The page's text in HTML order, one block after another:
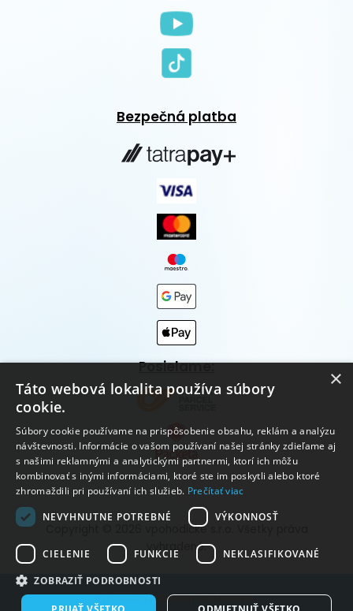
Bezpečná platba
Posielame:
Copyright © 2026 vpohodičke s.r.o. Všetky práva
vyhradené.
Vytvorené systémom ClickEshop.sk
×
Táto webová lokalita používa súbory
cookie.
Súbory cookie používame na prispôsobenie obsahu, reklám a analýzu
návštevnosti. Informácie o vašom používaní našej stránky zdieľame aj
s našimi reklamnými a analytickými partnermi, ktorí ich môžu
kombinovať s inými informáciami, ktoré ste im poskytli alebo ktoré
zhromaždili pri používaní ich služieb. Prečítať viac
NEVYHNUTNE POTREBNÉ
VÝKONNOSŤ
CIELENIE FUNKCIE NEKLASIFIKOVANÉ
ZOBRAZIŤ PODROBNOSTI